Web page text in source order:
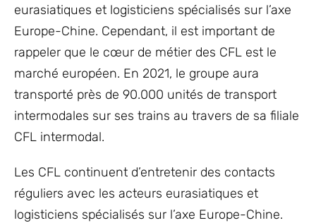
eurasiatiques et logisticiens spécialisés sur l’axe
Europe-Chine. Cependant, il est important de
rappeler que le cœur de métier des CFL est le
marché européen. En 2021, le groupe aura
transporté près de 90.000 unités de transport
intermodales sur ses trains au travers de sa filiale
CFL intermodal.
Les CFL continuent d’entretenir des contacts
réguliers avec les acteurs eurasiatiques et
logisticiens spécialisés sur l’axe Europe-Chine.